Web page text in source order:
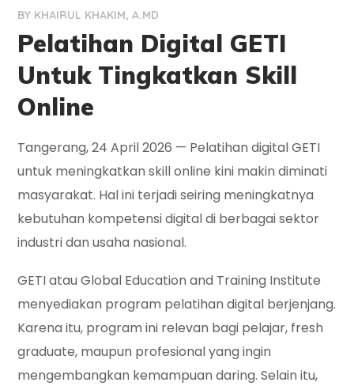
BY KHAIRUL KHAKIM, A.MD
Pelatihan Digital GETI
Untuk Tingkatkan Skill
Online
Tangerang, 24 April 2026 — Pelatihan digital GETI
untuk meningkatkan skill online kini makin diminati
masyarakat. Hal ini terjadi seiring meningkatnya
kebutuhan kompetensi digital di berbagai sektor
industri dan usaha nasional.
GETI atau Global Education and Training Institute
menyediakan program pelatihan digital berjenjang.
Karena itu, program ini relevan bagi pelajar, fresh
graduate, maupun profesional yang ingin
mengembangkan kemampuan daring. Selain itu,